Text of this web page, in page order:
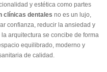
y estética como partes
clínicas dentales no es un lujo,
confianza, reducir la ansiedad y
arquitectura se concibe de forma
equilibrado, moderno y
de calidad.